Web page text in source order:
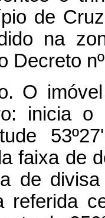
de
na
Decreto
O
inicia
faixa de
de
referida